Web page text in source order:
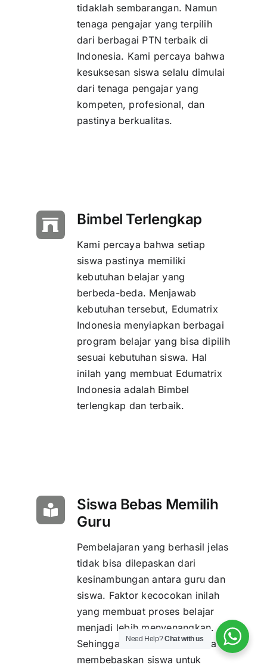
tidaklah sembarangan. Namun
tenaga pengajar yang terpilih
dari berbagai PTN terbaik di
Indonesia. Kami percaya bahwa
kesuksesan siswa selalu dimulai
dari tenaga pengajar yang
kompeten, profesional, dan
pastinya berkualitas.
Bimbel Terlengkap
Kami percaya bahwa setiap
siswa pastinya memiliki
kebutuhan belajar yang
berbeda-beda. Menjawab
kebutuhan tersebut, Edumatrix
Indonesia menyiapkan berbagai
program belajar yang bisa dipilih
sesuai kebutuhan siswa. Hal
inilah yang membuat Edumatrix
Indonesia adalah Bimbel
terlengkap dan terbaik.
Siswa Bebas Memilih
Guru
Pembelajaran yang berhasil jelas
tidak bisa dilepaskan dari
kesinambungan antara guru dan
siswa. Faktor kecocokan inilah
yang membuat proses belajar
menjadi lebih menyenangkan.
Sehingga Edumatrix Indonesia
membebaskan siswa untuk
Need Help?Chat with us